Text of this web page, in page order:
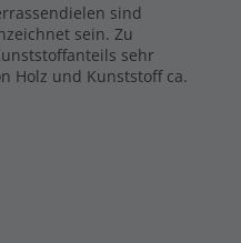
sind
sein. Zu
sehr
Holz und Kunststoff ca.